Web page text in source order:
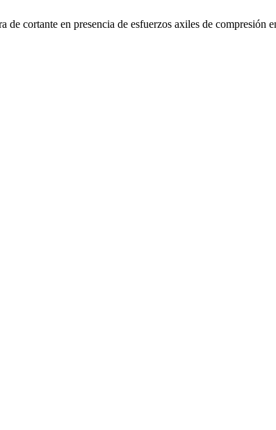
cortante en presencia de esfuerzos axiles de compresión